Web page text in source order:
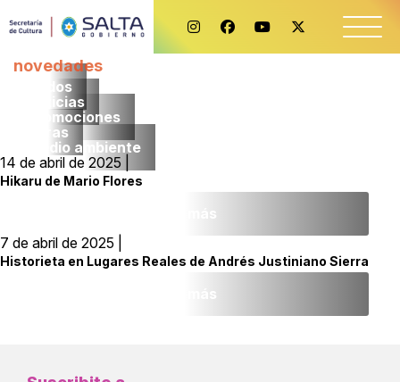
novedades
Todos
noticias
promociones
obras
medio ambiente
14 de abril de 2025 |
Hikaru de Mario Flores
Leer más
7 de abril de 2025 |
Historieta en Lugares Reales de Andrés Justiniano Sierra
Leer más